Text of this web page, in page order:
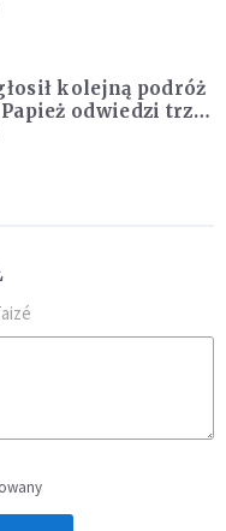
kolejną podróż
odwiedzi trzy
Południowej